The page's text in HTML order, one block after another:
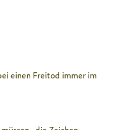
einen Freitod immer im